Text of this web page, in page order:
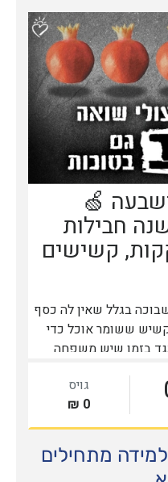
מתחילים